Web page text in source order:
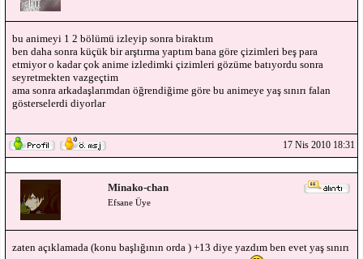
bu animeyi 1 2 bölümü izleyip sonra biraktım
ben daha sonra küçük bir arştırma yaptım bana göre çizimleri beş para
etmiyor o kadar çok anime izledimki çizimleri gözüme batıyordu sonra
seyretmekten vazgeçtim
ama sonra arkadaşlarımdan öğrendiğime göre bu animeye yaş sınırı falan
gösterselerdi diyorlar
17 Nis 2010 18:31
Minako-chan
Efsane Üye
zaten açıklamada (konu başlığının orda ) +13 diye yazdım ben evet yaş sınırı